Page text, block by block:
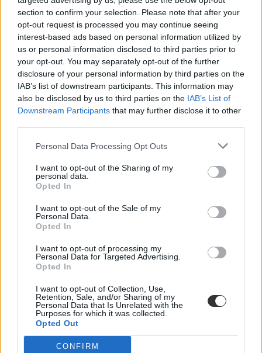
section to confirm your selection. Please note that after your
opt-out request is processed you may continue seeing
interest-based ads based on personal information utilized by
us or personal information disclosed to third parties prior to
your opt-out. You may separately opt-out of the further
disclosure of your personal information by third parties on the
IAB’s list of downstream participants. This information may
also be disclosed by us to third parties on the IAB’s List of
Downstream Participants that may further disclose it to other
Personal Data Processing Opt Outs
I want to opt-out of the Sharing of my
personal data.
Opted In
I want to opt-out of the Sale of my
Personal Data.
Opted In
I want to opt-out of processing my
Personal Data for Targeted Advertising.
Opted In
I want to opt-out of Collection, Use,
Retention, Sale, and/or Sharing of my
Personal Data that Is Unrelated with the
Purposes for which it was collected.
Opted Out
CONFIRM